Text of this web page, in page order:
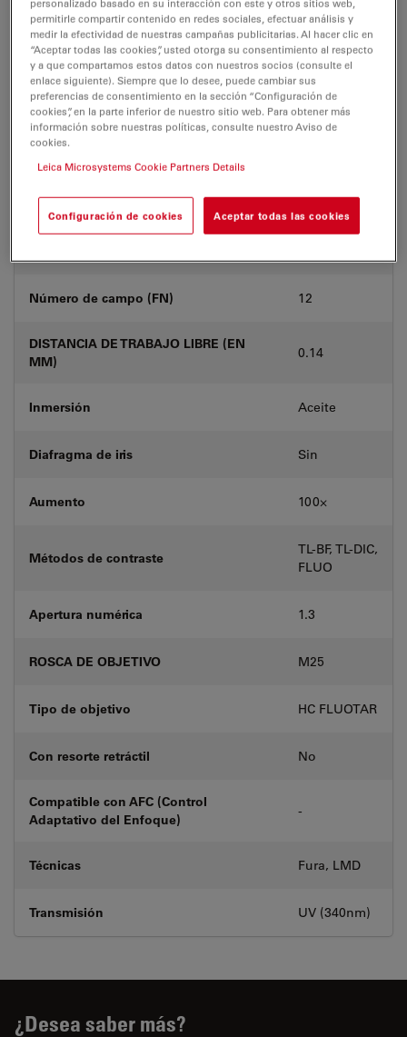
Características
Número de producto 11506368
Anillo de corrección (CORR)
Posición de la pupila de salida / prisma
Número de campo (FN) 12
DISTANCIA DE TRABAJO LIBRE (EN
MM)
0.14
Inmersión Aceite
Diafragma de iris Sin
Aumento 100⨉
Métodos de contraste
TL-BF, TL-DIC,
FLUO
Apertura numérica 1.3
ROSCA DE OBJETIVO M25
Tipo de objetivo HC FLUOTAR
Con resorte retráctil No
Compatible con AFC (Control
Adaptativo del Enfoque)
-
Técnicas Fura, LMD
Transmisión UV (340nm)
¿Desea saber más?
personalizado basado en su interacción con este y otros sitios web,
permitirle compartir contenido en redes sociales, efectuar análisis y
medir la efectividad de nuestras campañas publicitarias. Al hacer clic en
“Aceptar todas las cookies”, usted otorga su consentimiento al respecto
y a que compartamos estos datos con nuestros socios (consulte el
enlace siguiente). Siempre que lo desee, puede cambiar sus
preferencias de consentimiento en la sección “Configuración de
cookies”, en la parte inferior de nuestro sitio web. Para obtener más
información sobre nuestras políticas, consulte nuestro Aviso de
cookies.
Leica Microsystems Cookie Partners Details
Configuración de cookies Aceptar todas las cookies